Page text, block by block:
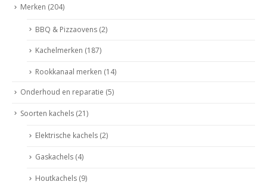
Merken (204)
BBQ & Pizzaovens (2)
Kachelmerken (187)
Rookkanaal merken (14)
Onderhoud en reparatie (5)
Soorten kachels (21)
Elektrische kachels (2)
Gaskachels (4)
Houtkachels (9)